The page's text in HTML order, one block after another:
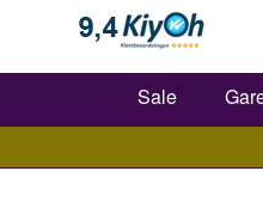
Zoeken
Sale